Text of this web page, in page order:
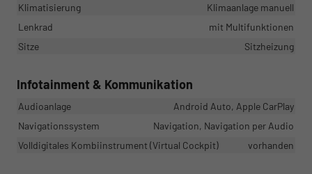
Klimatisierung
Klimaanlage manuell
Lenkrad
mit Multifunktionen
Sitze
Sitzheizung
Infotainment & Kommunikation
Audioanlage
Android Auto, Apple CarPlay
Navigationssystem
Navigation, Navigation per Audio
Volldigitales Kombiinstrument (Virtual Cockpit)
vorhanden